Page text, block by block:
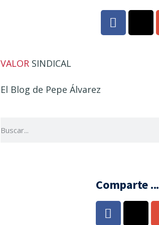
VALOR SINDICAL
El Blog de Pepe Álvarez
Comparte ...